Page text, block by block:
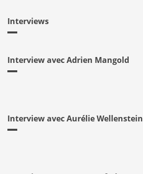
Interviews
Interview avec Adrien Mangold
Interview avec Aurélie Wellenstein